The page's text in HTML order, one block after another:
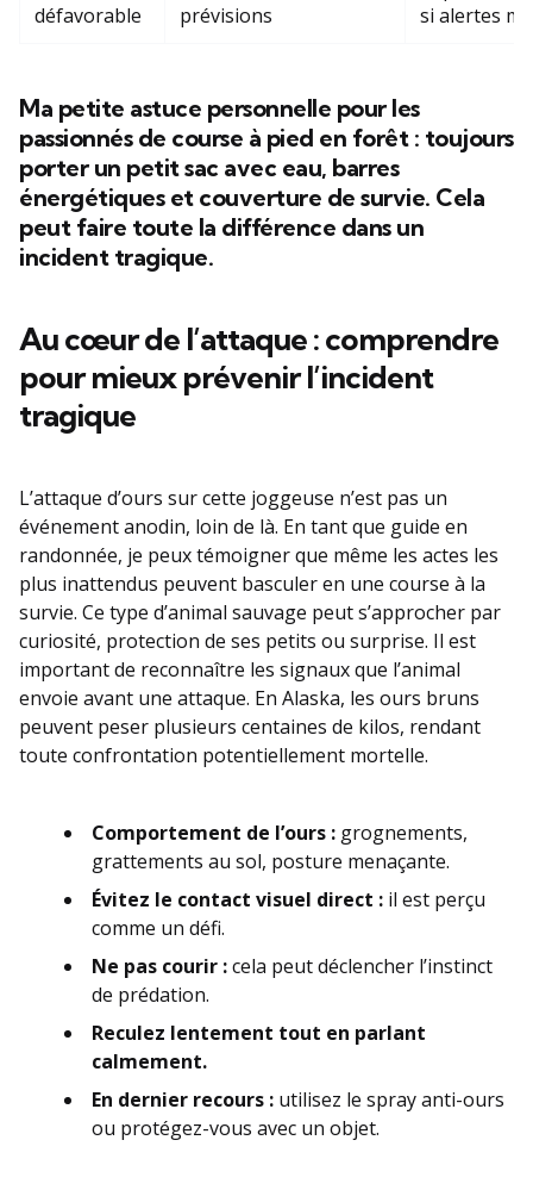
défavorable
prévisions
si alertes
Ma petite astuce personnelle pour les
passionnés de course à pied en forêt : toujours
porter un petit sac avec eau, barres
énergétiques et couverture de survie. Cela
peut faire toute la différence dans un
incident tragique.
Au cœur de l’attaque : comprendre
pour mieux prévenir l’incident
tragique
L’attaque d’ours sur cette joggeuse n’est pas un
événement anodin, loin de là. En tant que guide en
randonnée, je peux témoigner que même les actes les
plus inattendus peuvent basculer en une course à la
survie. Ce type d’animal sauvage peut s’approcher par
curiosité, protection de ses petits ou surprise. Il est
important de reconnaître les signaux que l’animal
envoie avant une attaque. En Alaska, les ours bruns
peuvent peser plusieurs centaines de kilos, rendant
toute confrontation potentiellement mortelle.
Comportement de l’ours : grognements,
grattements au sol, posture menaçante.
Évitez le contact visuel direct : il est perçu
comme un défi.
Ne pas courir :cela peut déclencher l’instinct
de prédation.
Reculez lentement tout en parlant
calmement.
En dernier recours : utilisez le spray anti-ours
ou protégez-vous avec un objet.